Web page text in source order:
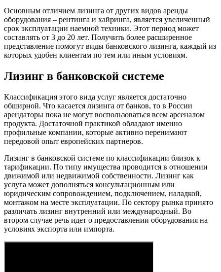
Основным отличием лизинга от других видов аренды
оборудования – рентинга и хайринга, является увеличенный
срок эксплуатации наемной техники. Этот период может
составлять от 3 до 20 лет. Получить более расширенное
представление помогут виды банковского лизинга, каждый из
которых удобен клиентам по тем или иным условиям.
Лизинг в банковской системе
Классификация этого вида услуг является достаточно
обширной. Что касается лизинга от банков, то в России
арендаторы пока не могут воспользоваться всем арсеналом
продукта. Достаточной практикой обладают именно
профильные компании, которые активно перенимают
передовой опыт европейских партнеров.
Лизинг в банковской системе по классификации близок к
тарификации. По типу имущества проводится в отношении
движимой или недвижимой собственности. Лизинг как
услуга может дополняться консультационным или
юридическим сопровождением, подключением, наладкой,
монтажом на месте эксплуатации. По сектору рынка принято
различать лизинг внутренний или международный. Во
втором случае речь идет о предоставлении оборудования на
условиях экспорта или импорта.